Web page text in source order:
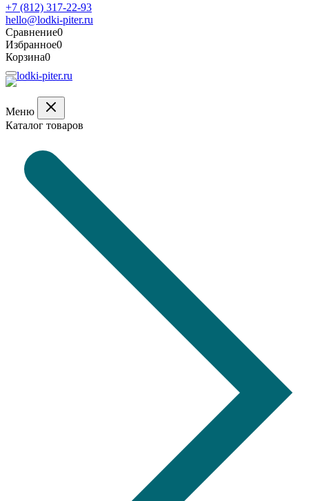
+7 (812) 317-22-93
hello@lodki-piter.ru
Сравнение0
Избранное0
Корзина0
Меню
Каталог товаров